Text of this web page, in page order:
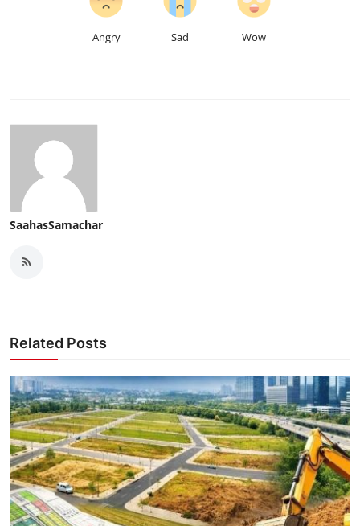
Angry Sad Wow
SaahasSamachar
Related Posts